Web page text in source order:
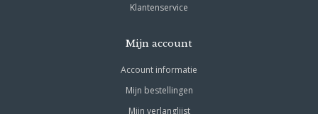
Klantenservice
Mijn account
Account informatie
Mijn bestellingen
Mijn verlanglijst